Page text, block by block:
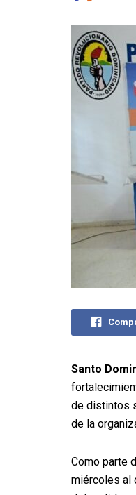
Santo
de distintos
de la
Como parte
miércoles al